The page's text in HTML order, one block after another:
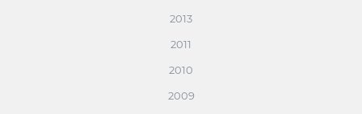
2013
2011
2010
2009